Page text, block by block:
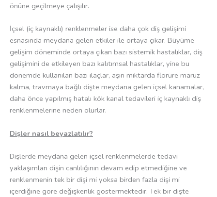
önüne geçilmeye çalışılır.
İçsel (iç kaynaklı) renklenmeler ise daha çok diş gelişimi
esnasında meydana gelen etkiler ile ortaya çıkar. Büyüme
gelişim döneminde ortaya çıkan bazı sistemik hastalıklar, diş
gelişimini de etkileyen bazı kalıtımsal hastalıklar, yine bu
dönemde kullanılan bazı ilaçlar, aşırı miktarda florüre maruz
kalma, travmaya bağlı dişte meydana gelen içsel kanamalar,
daha önce yapılmış hatalı kök kanal tedavileri iç kaynaklı diş
renklenmelerine neden olurlar.
Dişler nasıl beyazlatılır?
Dişlerde meydana gelen içsel renklenmelerde tedavi
yaklaşımları dişin canlılığının devam edip etmediğine ve
renklenmenin tek bir dişi mi yoksa birden fazla dişi mi
içerdiğine göre değişkenlik göstermektedir. Tek bir dişte